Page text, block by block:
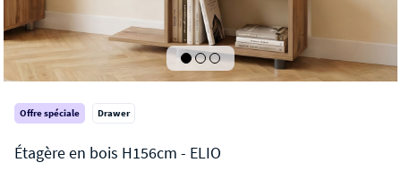
Offre spéciale Drawer